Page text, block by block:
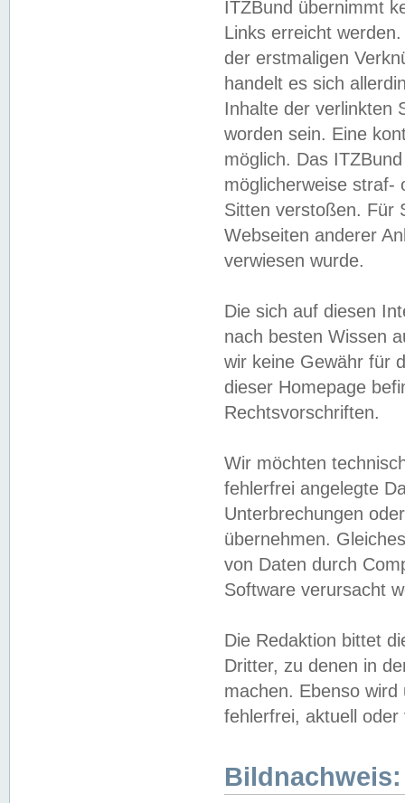
ITZBund übernimmt
Links erreicht
der erstmaligen
handelt es sich
Inhalte der verlinkten
worden sein. Eine
möglich. Das
möglicherweise straf-
Sitten verstoßen. Für
Webseiten anderer
verwiesen wurde.
Die sich auf diesen
nach besten Wissen
wir keine Gewähr für
dieser Homepage
Rechtsvorschriften.
Wir möchten
fehlerfrei angelegte
Unterbrechungen
übernehmen.
von Daten durch
Software verursacht
Die Redaktion bittet
Dritter, zu denen in
machen. Ebenso
fehlerfrei, aktuell oder
Bildnachweis: